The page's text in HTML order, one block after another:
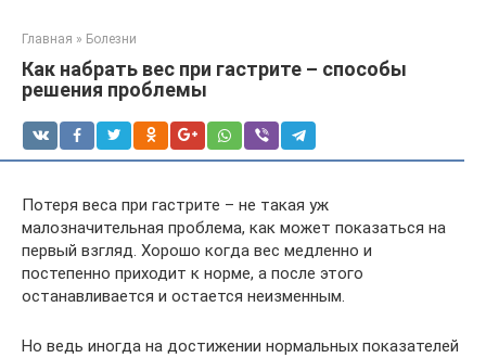
Главная » Болезни
Как набрать вес при гастрите – способы
решения проблемы
Потеря веса при гастрите – не такая уж
малозначительная проблема, как может показаться на
первый взгляд. Хорошо когда вес медленно и
постепенно приходит к норме, а после этого
останавливается и остается неизменным.
Но ведь иногда на достижении нормальных показателей